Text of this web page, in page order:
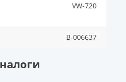
VW-720
B-006637